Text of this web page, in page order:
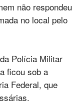
não respondeu
no local pelo
Polícia Militar
ficou sob a
Federal, que